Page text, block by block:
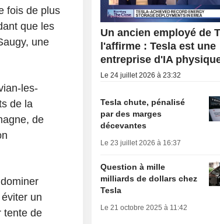
fois de plus
que les
une
les-
de la
de
un
tente de
Un ancien employé de
l'affirme : Tesla est une
entreprise d'IA
Le 24 juillet 2026 à 23:32
Tesla chute, pénalisé
par des marges
décevantes
Le 23 juillet 2026 à 16:37
Question à mille
milliards de dollars chez
Tesla
Le 21 octobre 2025 à 11:42